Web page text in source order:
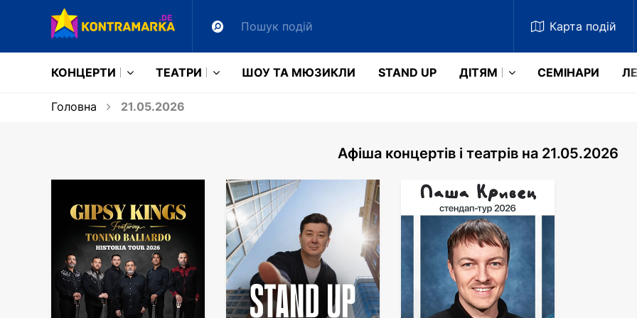
Карта подій
КОНЦЕРТИ ТЕАТРИ ШОУ ТА МЮЗИКЛИ STAND UP ДІТЯМ СЕМІНАРИ
Головна 21.05.2026
Афіша концертів і театрів на 21.05.2026